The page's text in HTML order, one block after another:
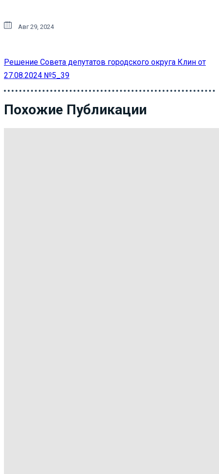
Авг 29, 2024
Решение Совета депутатов городского округа Клин от
27.08.2024 №5_39
Похожие Публикации